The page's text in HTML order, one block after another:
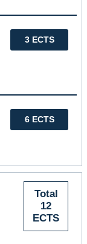
3 ECTS
6 ECTS
Total
12
ECTS